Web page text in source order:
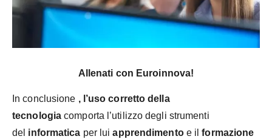
Allenati con Euroinnova!
In conclusione , l’uso corretto della
tecnologia comporta l’utilizzo degli strumenti
del informatica per lui apprendimento e il formazione